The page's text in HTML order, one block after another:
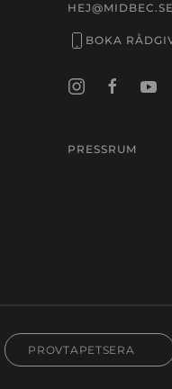
HEJ@MIDBEC.SE
BOKA
PRESSRUM
PROVTAPETSERA